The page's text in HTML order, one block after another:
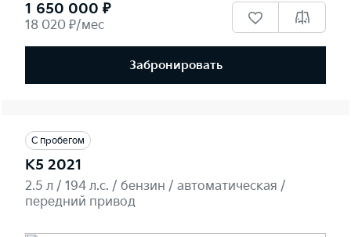
1 650 000 ₽
18 020 ₽/мес
Забронировать
С пробегом
K5 2021
2.5 л / 194 л.c. / бензин / автоматическая /
передний привод